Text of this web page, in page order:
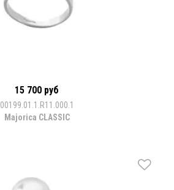
15 700 руб
00199.01.1.R11.000.1
Majorica CLASSIC